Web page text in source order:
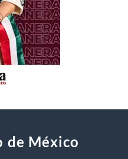
de México